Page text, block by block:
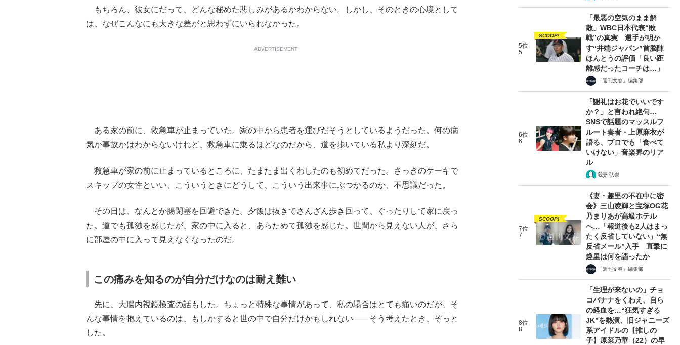
もちろん、彼女にだって、どんな秘めた悲しみがあるかわからない。しかし、そのときの心境として
は、なぜこんなにも大きな差がと思わずにいられなかった。
ADVERTISEMENT
ある家の前に、救急車が止まっていた。家の中から患者を運びだそうとしているようだった。何の病
気か事故かはわからないけれど、救急車に乗るほどなのだから、道を歩いている私より深刻だ。
救急車が家の前に止まっているところに、たまたま出くわしたのも初めてだった。さっきのケーキで
スキップの女性といい、こういうときにどうして、こういう出来事にぶつかるのか、不思議だった。
その日は、なんとか腸閉塞を回避できた。夕飯は抜きでさんざん歩き回って、ぐったりして家に戻っ
た。道でも孤独を感じたが、家の中に入ると、あらためて孤独を感じた。世間から見えない人が、さら
に部屋の中に入って見えなくなったのだ。
この痛みを知るのが自分だけなのは耐え難い
先に、大腸内視鏡検査の話もした。ちょっと特殊な事情があって、私の場合はとても痛いのだが、そ
んな事情を抱えているのは、もしかすると世の中で自分だけかもしれない――そう考えたとき、ぞっと
した。
5位
5
SCOOP!
「最悪の空気のまま解
散」WBC日本代表“敗
戦”の真実 選手が明か
す“井端ジャパン”首脳陣
ほんとうの評価「良い距
離感だったコーチは…」
「週刊文春」編集部
6位
6
「謝礼はお花でいいです
か？」と言われ絶句…
SNSで話題のマッスルフ
ルート奏者・上原麻衣が
語る、プロでも「食べて
いけない」音楽界のリア
ル
我妻 弘崇
7位
7
SCOOP!
《妻・趣里の不在中に密
会》三山凌輝と宝塚OG花
乃まりあが高級ホテル
へ…「報道後も2人はまっ
たく反省していない」“無
反省メール”入手 直撃に
趣里は何を語ったか
「週刊文春」編集部
8位
8
「生理が来ないの」チョ
コバナナをくわえ、自ら
の経血を…“狂気すぎる
JK”を熱演、旧ジャニーズ
系アイドルの【推しの
子】原菜乃華（22）の早